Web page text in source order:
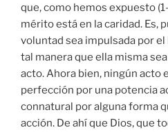
que, como hemos expuesto
mérito está en la caridad. Es,
voluntad sea impulsada por el
tal manera que ella misma
acto. Ahora bien, ningún acto
perfección por una potencia
connatural por alguna forma
acción. De ahí que Dios, que